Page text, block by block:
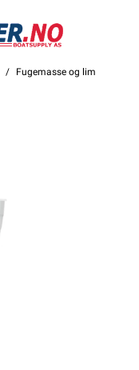
Fugemasse og lim